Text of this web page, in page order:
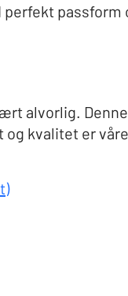
alvorlig.
kvalitet er